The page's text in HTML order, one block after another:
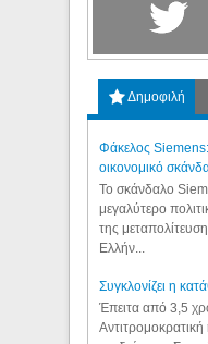
Δημοφιλή
Φάκελος Siemens:
οικονομικό
Το σκάνδαλο
μεγαλύτερο
της
Ελλήν...
Συγκλονίζει η
Έπειτα από 3,5